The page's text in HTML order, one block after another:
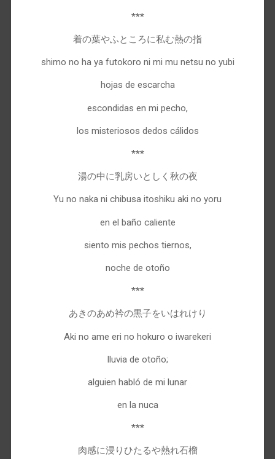
***
着の葉やふところに私む熱の指
shimo no ha ya futokoro ni mi mu netsu no yubi
hojas de escarcha
escondidas en mi pecho,
los misteriosos dedos cálidos
***
湯の中に乳房いとしく秋の夜
Yu no naka ni chibusa itoshiku aki no yoru
en el baño caliente
siento mis pechos tiernos,
noche de otoño
***
あきのあめ衿の黒子をいはれけり
Aki no ame eri no hokuro o iwarekeri
lluvia de otoño;
alguien habló de mi lunar
en la nuca
***
肉感に浸りひたるや熱れ石榴